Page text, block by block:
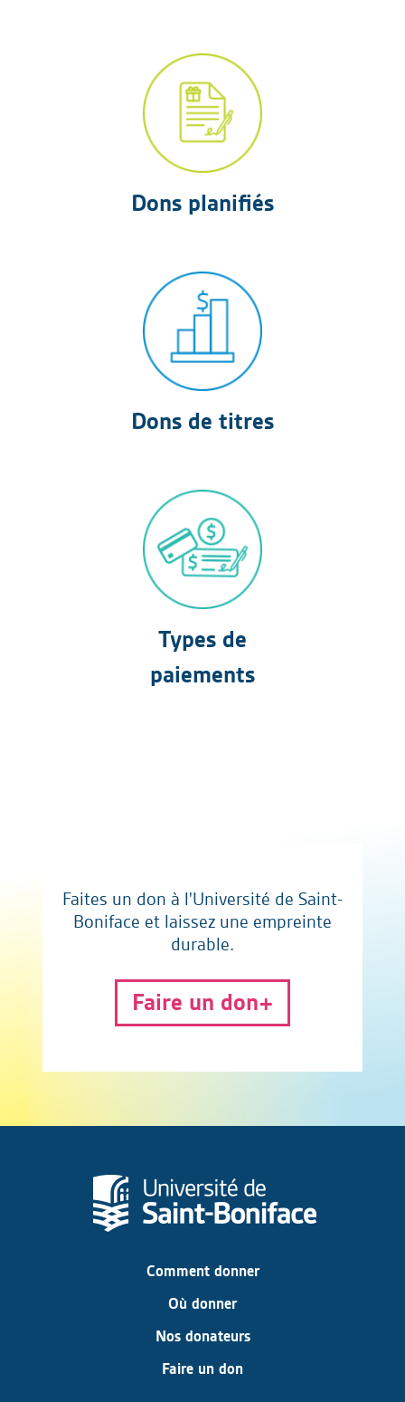
Dons planifiés
Dons de titres
Types de
paiements
Faites un don à l'Université de Saint-
Boniface et laissez une empreinte
durable.
Faire un don
Comment donner
Où donner
Nos donateurs
Faire un don